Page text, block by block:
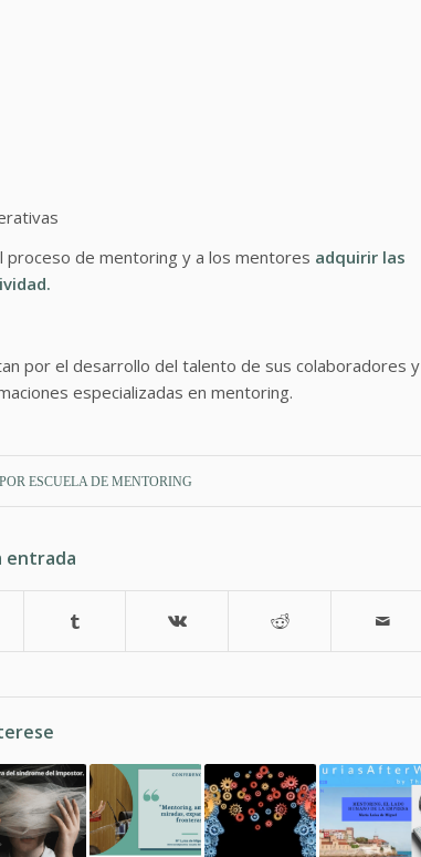
proceso de mentoring y a los mentores adquirir las
por el desarrollo del talento de sus colaboradores y
especializadas en mentoring.
PORESCUELA DE MENTORING
entrada